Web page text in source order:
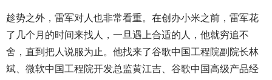
趁势之外，雷军对人也非常看重。在创办小米之前，雷军花
了几个月的时间来找人，一旦遇上合适的人，他就穷追不
舍，直到把人说服为止。他找来了谷歌中国工程院副院长林
斌、微软中国工程院开发总监黄江吉、谷歌中国高级产品经